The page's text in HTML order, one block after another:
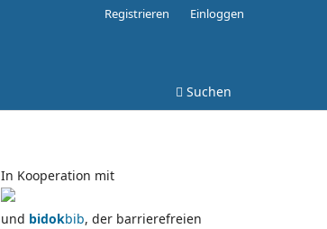
Suchen
Registrieren Einloggen
In Kooperation mit
und bidokbib, der barrierefreien